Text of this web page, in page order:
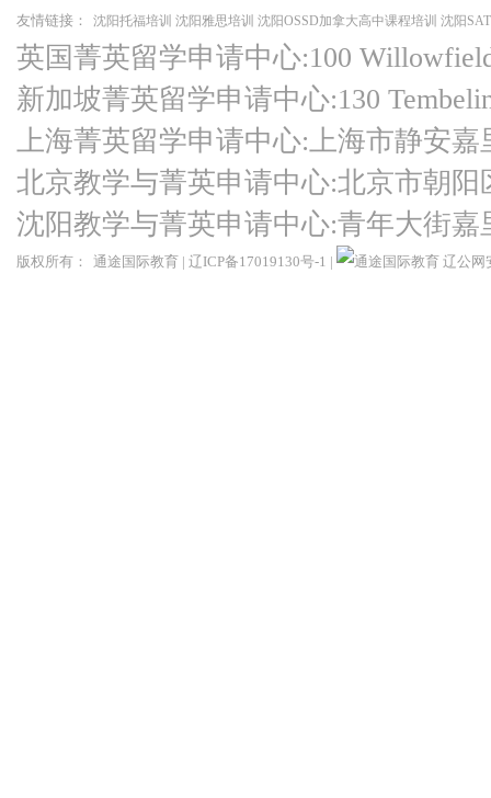
友情链接： 沈阳托福培训 沈阳雅思培训 沈阳OSSD加拿大高中课程培训 沈阳
英国菁英留学申请中心:100
新加坡菁英留学申请中心:130
上海菁英留学申请中心:上海市静安嘉
北京教学与菁英申请中心:北京市朝
沈阳教学与菁英申请中心:青年大街
版权所有： 通途国际教育 | 辽ICP备17019130号-1 | 辽公网